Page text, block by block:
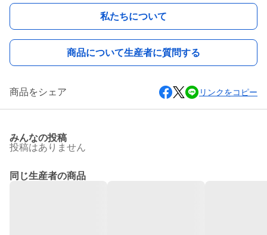
私たちについて
商品について生産者に質問する
商品をシェア リンクをコピー
みんなの投稿
投稿はありません
同じ生産者の商品